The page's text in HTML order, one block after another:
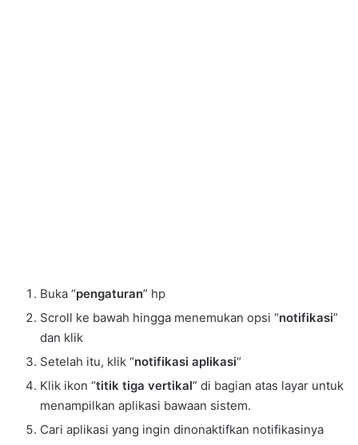
Buka “pengaturan” hp
Scroll ke bawah hingga menemukan opsi “notifikasi”
dan klik
Setelah itu, klik “notifikasi aplikasi“
Klik ikon “titik tiga vertikal” di bagian atas layar untuk
menampilkan aplikasi bawaan sistem.
Cari aplikasi yang ingin dinonaktifkan notifikasinya